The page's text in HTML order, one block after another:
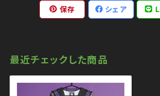
保存 シェア
最近チェックした商品